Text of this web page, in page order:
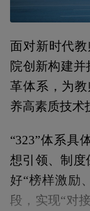
面对新时代
院创新构建并
革体系，为
养高素质技术
“323”体系具
想引领、制度
好“榜样激励
段，实现“对